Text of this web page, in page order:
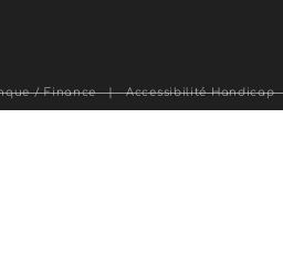
/ Finance |Accessibilité